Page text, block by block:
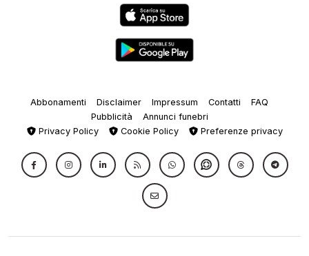
Abbonamenti Disclaimer Impressum Contatti
FAQ
Pubblicità
Annunci funebri
Privacy Policy
Cookie Policy Preferenze privacy